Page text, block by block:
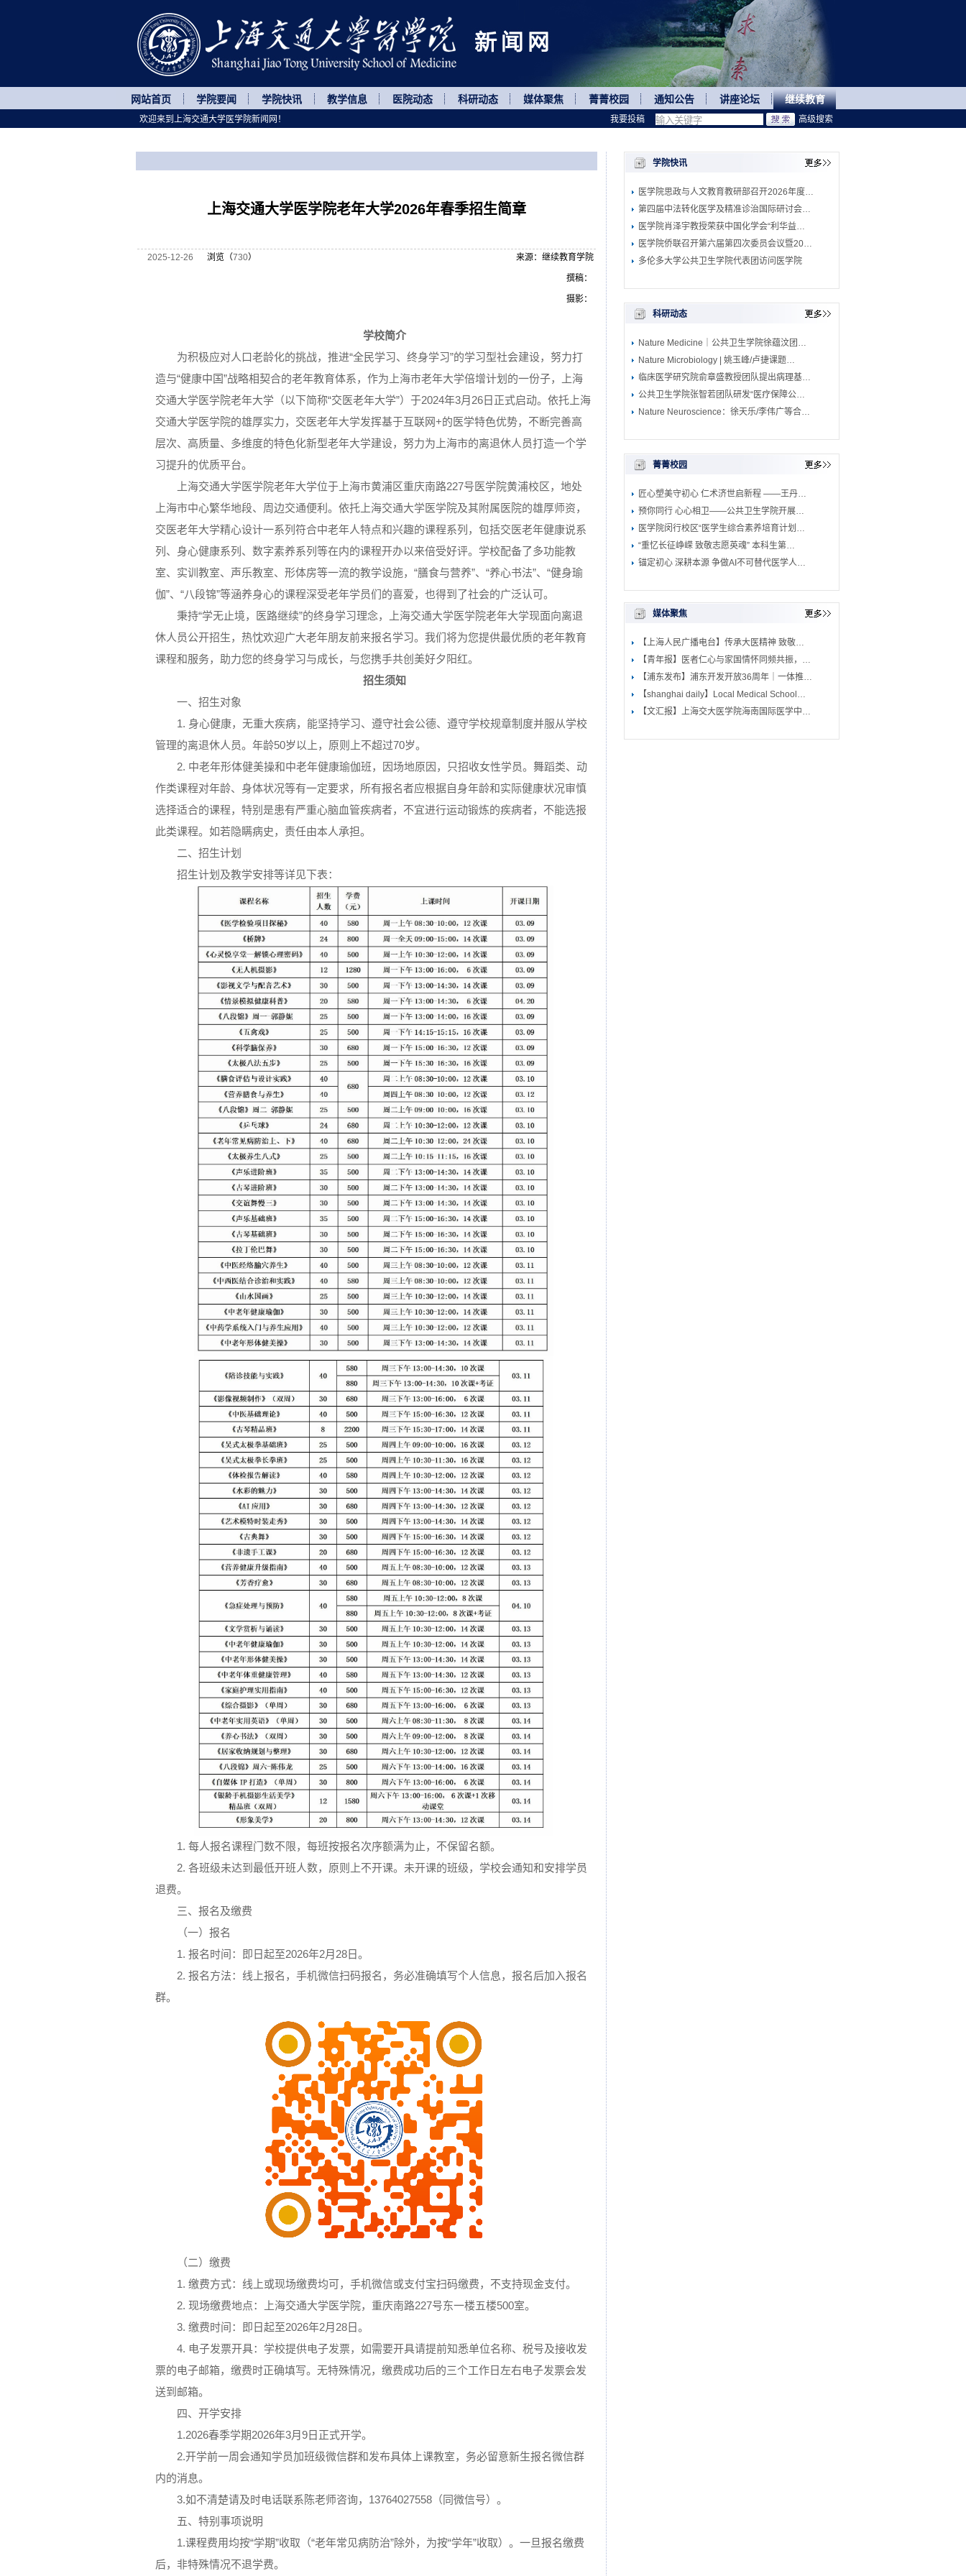
网站首页 学院要闻 学院快讯 教学信息 医院动态 科研动态 媒体聚焦 菁菁校园 通知公告 讲座论坛 继续教育
上海交通大学医学院老年大学2026年春季招生简章
2025-12-26 浏览（730） 来源：继续教育学院
撰稿：
摄影：
学校简介
为积极应对人口老龄化的挑战，推进“全民学习、终身学习”的学习型社会建设，努力打
造与“健康中国”战略相契合的老年教育体系，作为上海市老年大学倍增计划的一份子，上海
交通大学医学院老年大学（以下简称“交医老年大学”）于2024年3月26日正式启动。依托上海
交通大学医学院的雄厚实力，交医老年大学发挥基于互联网+的医学特色优势，不断完善高
层次、高质量、多维度的特色化新型老年大学建设，努力为上海市的离退休人员打造一个学
习提升的优质平台。
上海交通大学医学院老年大学位于上海市黄浦区重庆南路227号医学院黄浦校区，地处
上海市中心繁华地段、周边交通便利。依托上海交通大学医学院及其附属医院的雄厚师资，
交医老年大学精心设计一系列符合中老年人特点和兴趣的课程系列，包括交医老年健康说系
列、身心健康系列、数字素养系列等在内的课程开办以来倍受好评。学校配备了多功能教
室、实训教室、声乐教室、形体房等一流的教学设施，“膳食与营养”、“养心书法”、“健身瑜
伽”、“八段锦”等涵养身心的课程深受老年学员们的喜爱，也得到了社会的广泛认可。
秉持“学无止境，医路继续”的终身学习理念，上海交通大学医学院老年大学现面向离退
休人员公开招生，热忱欢迎广大老年朋友前来报名学习。我们将为您提供最优质的老年教育
课程和服务，助力您的终身学习与成长，与您携手共创美好夕阳红。
招生须知
一、招生对象
1. 身心健康，无重大疾病，能坚持学习、遵守社会公德、遵守学校规章制度并服从学校
管理的离退休人员。年龄50岁以上，原则上不超过70岁。
2. 中老年形体健美操和中老年健康瑜伽班，因场地原因，只招收女性学员。舞蹈类、动
作类课程对年龄、身体状况等有一定要求，所有报名者应根据自身年龄和实际健康状况审慎
选择适合的课程，特别是患有严重心脑血管疾病者，不宜进行运动锻炼的疾病者，不能选报
此类课程。如若隐瞒病史，责任由本人承担。
二、招生计划
招生计划及教学安排等详见下表：
1. 每人报名课程门数不限，每班按报名次序额满为止，不保留名额。
2. 各班级未达到最低开班人数，原则上不开课。未开课的班级，学校会通知和安排学员
退费。
三、报名及缴费
（一）报名
1. 报名时间：即日起至2026年2月28日。
2. 报名方法：线上报名，手机微信扫码报名，务必准确填写个人信息，报名后加入报名
群。
（二）缴费
1. 缴费方式：线上或现场缴费均可，手机微信或支付宝扫码缴费，不支持现金支付。
2. 现场缴费地点：上海交通大学医学院，重庆南路227号东一楼五楼500室。
3. 缴费时间：即日起至2026年2月28日。
4. 电子发票开具：学校提供电子发票，如需要开具请提前知悉单位名称、税号及接收发
票的电子邮箱，缴费时正确填写。无特殊情况，缴费成功后的三个工作日左右电子发票会发
送到邮箱。
四、开学安排
1.2026春季学期2026年3月9日正式开学。
2.开学前一周会通知学员加班级微信群和发布具体上课教室，务必留意新生报名微信群
内的消息。
3.如不清楚请及时电话联系陈老师咨询，13764027558（同微信号）。
五、特别事项说明
1.课程费用均按“学期”收取（“老年常见病防治”除外，为按“学年”收取）。一旦报名缴费
后，非特殊情况不退学费。
高级搜索
学院快讯
医学院思政与人文教育教研部召开2026年度…
第四届中法转化医学及精准诊治国际研讨会…
医学院肖泽宇教授荣获中国化学会“利华益…
医学院侨联召开第六届第四次委员会议暨20…
多伦多大学公共卫生学院代表团访问医学院
科研动态
Nature Medicine｜公共卫生学院徐蕴汶团…
Nature Microbiology | 姚玉峰/卢捷课题…
临床医学研究院俞章盛教授团队提出病理基…
公共卫生学院张智若团队研发“医疗保障公…
Nature Neuroscience：徐天乐/李伟广等合…
菁菁校园
匠心塑美守初心 仁术济世启新程 ——王丹…
预你同行 心心相卫——公共卫生学院开展…
医学院闵行校区“医学生综合素养培育计划…
“重忆长征峥嵘 致敬志愿英魂” 本科生第…
锚定初心 深耕本源 争做AI不可替代医学人…
媒体聚焦
【上海人民广播电台】传承大医精神 致敬…
【青年报】医者仁心与家国情怀同频共振，…
【浦东发布】浦东开发开放36周年｜一体推…
【shanghai daily】Local Medical School…
【文汇报】上海交大医学院海南国际医学中…
欢迎来到上海交通大学医学院新闻网！ 我要投稿